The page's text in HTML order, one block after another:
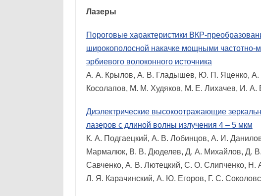
Лазеры
Пороговые характеристики ВКР-
широкополосной накачке мощными
эрбиевого волоконного источника
А. А. Крылов, А. В. Гладышев, Ю. П. Яценко, А.
Косолапов, М. М. Худяков, М. Е. Лихачев, И. А.
Диэлектрические высокоотражающие
лазеров с длиной волны излучения 4 – 5 мкм
К. А. Подгаецкий, А. В. Лобинцов, А. И.
Мармалюк, В. В. Дюделев, Д. А. Михайлов, Д.
Савченко, А. В. Лютецкий, С. О. Слипченко,
Л. Я. Карачинский, А. Ю. Егоров, Г. С.